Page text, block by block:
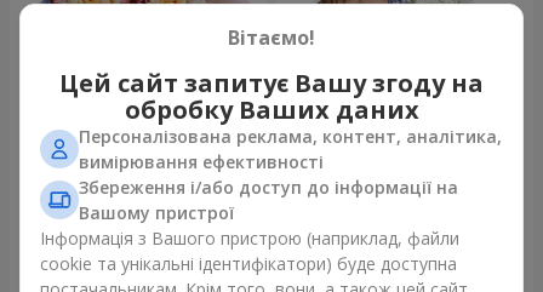
Букет "Казка мого життя"
2 399 грн
Замовити
Кошик "Янголятко"
Замовити
Вітаємо!
Цей сайт запитує Вашу згоду на
обробку Ваших даних
Персоналізована реклама, контент, аналітика,
вимірювання ефективності
Збереження і/або доступ до інформації на
Вашому пристрої
Інформація з Вашого пристрою (наприклад, файли
cookie та унікальні ідентифікатори) буде доступна